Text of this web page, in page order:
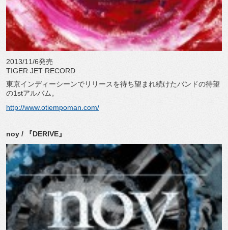
2013/11/6発売
TIGER JET RECORD
東京インディーシーンでリリースを待ち望まれ続けたバンドの待望
の1stアルバム。
http://www.otiempoman.com/
noy / 『DERIVE』